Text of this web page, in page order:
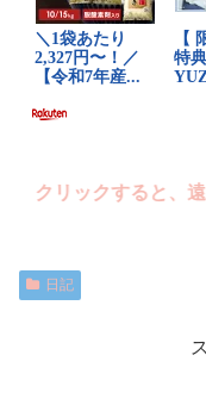
リックすると、遠征
日記